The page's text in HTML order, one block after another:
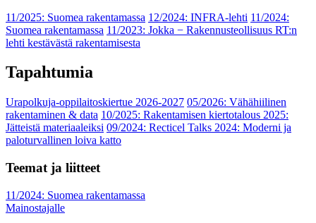
11/2025: Suomea rakentamassa 12/2024: INFRA-lehti 11/2024:
Suomea rakentamassa 11/2023: Jokka − Rakennusteollisuus RT:n
lehti kestävästä rakentamisesta
Tapahtumia
Urapolkuja-oppilaitoskiertue 2026-2027 05/2026: Vähähiilinen
rakentaminen & data 10/2025: Rakentamisen kiertotalous 2025:
Jätteistä materiaaleiksi 09/2024: Recticel Talks 2024: Moderni ja
paloturvallinen loiva katto
Teemat ja liitteet
11/2024: Suomea rakentamassa
Mainostajalle